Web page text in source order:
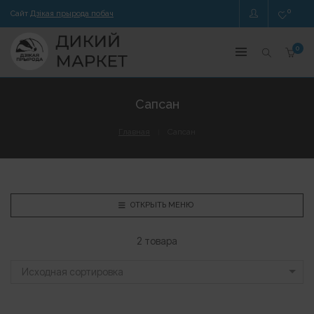
Сайт Дзікая прырода побач 0
0
Сапсан
ОТКРЫТЬ МЕНЮ
2 товара
Исходная сортировка